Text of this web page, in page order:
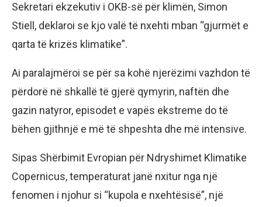
Sekretari ekzekutiv i OKB-së për klimën, Simon
Stiell, deklaroi se kjo valë të nxehti mban “gjurmët e
qarta të krizës klimatike”.
Ai paralajmëroi se për sa kohë njerëzimi vazhdon të
përdorë në shkallë të gjerë qymyrin, naftën dhe
gazin natyror, episodet e vapës ekstreme do të
bëhen gjithnjë e më të shpeshta dhe më intensive.
Sipas Shërbimit Evropian për Ndryshimet Klimatike
Copernicus, temperaturat janë nxitur nga një
fenomen i njohur si “kupola e nxehtësisë”, një